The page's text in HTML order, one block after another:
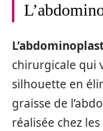
chirurgicale qui
silhouette en
graisse de
réalisée chez